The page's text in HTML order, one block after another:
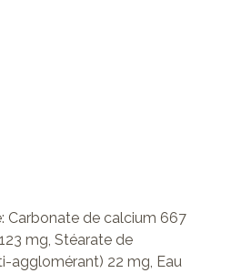
Carbonate de calcium 667
mg, Stéarate de
agglomérant) 22 mg, Eau